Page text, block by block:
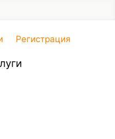
Регистрация